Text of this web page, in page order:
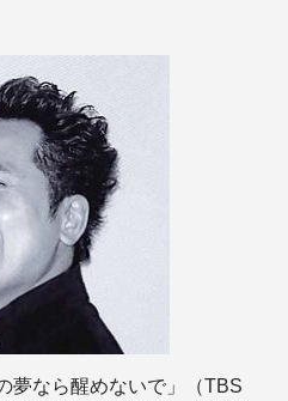
夢なら醒めないで」（TBS